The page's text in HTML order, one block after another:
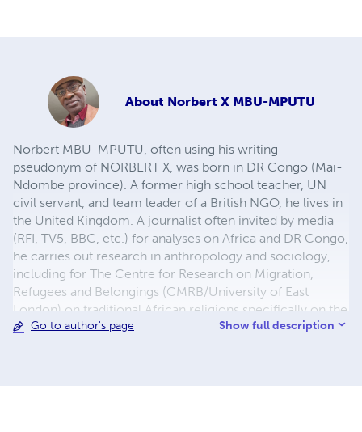
About Norbert X MBU-MPUTU
Norbert MBU-MPUTU, often using his writing
pseudonym of NORBERT X, was born in DR Congo (Mai-
Ndombe province). A former high school teacher, UN
civil servant, and team leader of a British NGO, he lives in
the United Kingdom. A journalist often invited by media
(RFI, TV5, BBC, etc.) for analyses on Africa and DR Congo,
he carries out research in anthropology and sociology,
including for The Centre for Research on Migration,
Refugees and Belongings (CMRB/University of East
London) on traditional African religions specifically on the
“kindoki” (witchcraft). Delivered projects sponsored by
Go to author's page Show full description